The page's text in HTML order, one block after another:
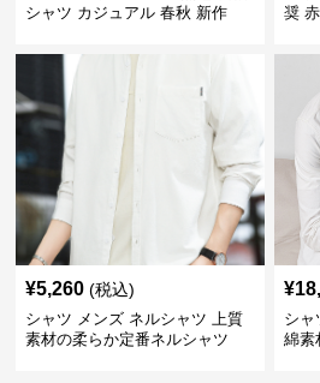
シャツ カジュアル 春秋 新作
奨
¥5,260 (税込)
シャツ メンズ ネルシャツ 上質
素材の柔らか定番ネルシャツ
¥
シャ
綿素